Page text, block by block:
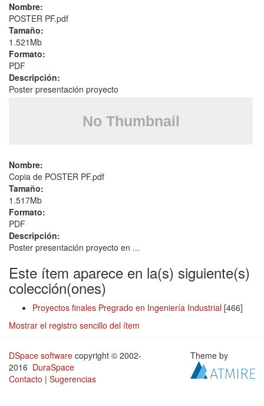
Nombre:
POSTER PF.pdf
Tamaño:
1.521Mb
Formato:
PDF
Descripción:
Poster presentación proyecto
Nombre:
Copia de POSTER PF.pdf
Tamaño:
1.517Mb
Formato:
PDF
Descripción:
Poster presentación proyecto en ...
Este ítem aparece en la(s) siguiente(s)
colección(ones)
Proyectos finales Pregrado en Ingeniería Industrial [466]
Mostrar el registro sencillo del ítem
DSpace software copyright © 2002-
2016 DuraSpace
Contacto | Sugerencias
Theme by